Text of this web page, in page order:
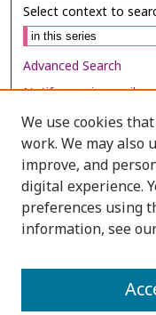
Select context to
Advanced Search
Notify me via email or
Browse
Collections
Disciplines
Authors
We use cookies
work. We may also
improve, and
digital experience.
preferences using
information, see